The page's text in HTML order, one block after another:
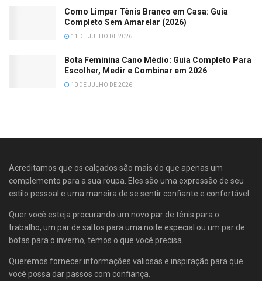
Como Limpar Tênis Branco em Casa: Guia
Completo Sem Amarelar (2026)
11 DE JULHO DE 2026
Bota Feminina Cano Médio: Guia Completo Para
Escolher, Medir e Combinar em 2026
10 DE JULHO DE 2026
Acreditamos que os calçados são mais do que apenas um
complemento para a sua roupa. Eles são uma expressão de seu
estilo pessoal e uma maneira de se sentir confiante e confortável.
Quer você esteja procurando um novo par de tênis para o
trabalho, um par de saltos para uma noite especial ou um par de
botas para o inverno, temos o que você precisa.
Queremos fornecer informações valiosas e inspiração para que
você possa dar passos com confiança.